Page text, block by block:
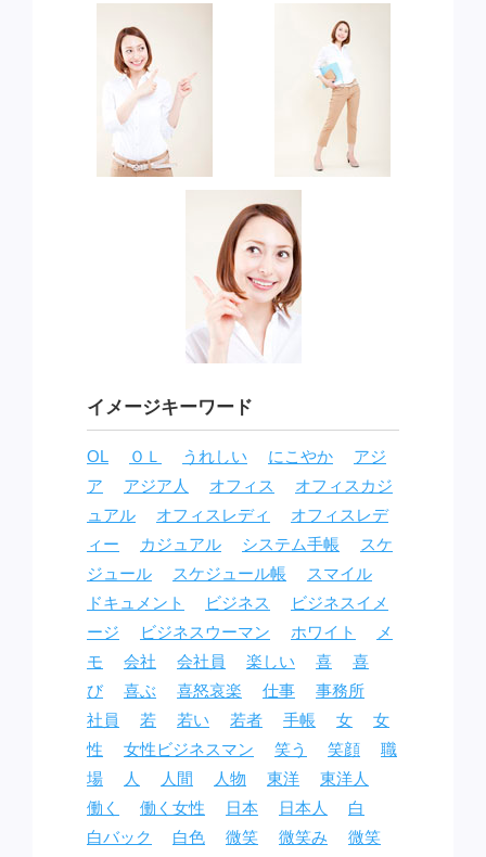
イメージキーワード
OL ＯＬ うれしい にこやか
アジ
ア
アジア人 オフィス
オフィスカジ
ュアル
オフィスレディ
オフィスレデ
ィー
カジュアル システム手帳
スケ
ジュール
スケジュール帳
スマイル
ドキュメント
ビジネス
ビジネスイメ
ージ
ビジネスウーマン ホワイト
メ
モ
会社 会社員 楽しい 喜
喜
び
喜ぶ 喜怒哀楽 仕事
事務所
社員
若 若い 若者 手帳 女
女
性
女性ビジネスマン 笑う 笑顔
職
場
人 人間 人物 東洋
東洋人
働く
働く女性 日本 日本人
白
白バック
白色 微笑 微笑み
微笑